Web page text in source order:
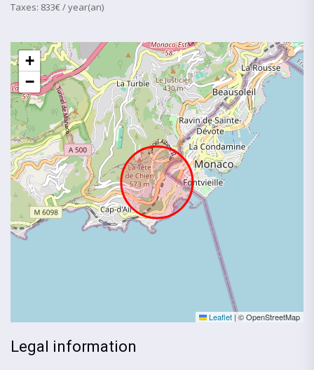
Taxes: 833€ / year(an)
+
−
Leaflet | © OpenStreetMap
Legal information